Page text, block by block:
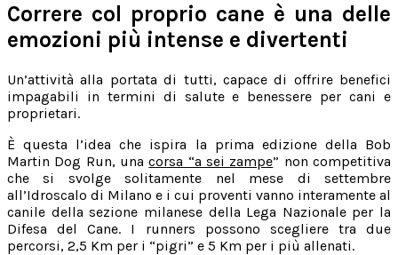
Correre col proprio cane è una delle
emozioni più intense e divertenti
Un’attività alla portata di tutti, capace di offrire benefici
impagabili in termini di salute e benessere per cani e
proprietari.
È questa l’idea che ispira la prima edizione della Bob
Martin Dog Run, unacorsa “a sei zampe” non competitiva
che si svolge solitamente nel mese di settembre
all’Idroscalo di Milano e i cui proventi vanno interamente al
canile della sezione milanese della Lega Nazionale per la
Difesa del Cane. I runners possono scegliere tra due
percorsi, 2,5 Km per i “pigri” e 5 Km per i più allenati.